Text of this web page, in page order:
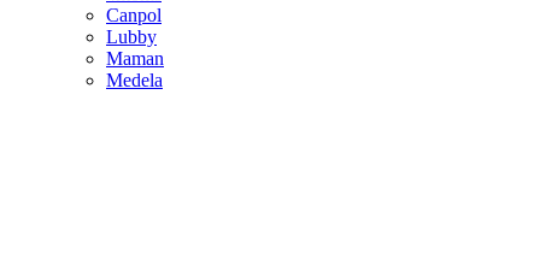
Canpol
Lubby
Maman
Medela